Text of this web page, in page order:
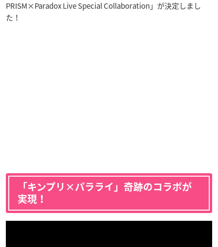
PRISM×Paradox Live Special Collaboration」が決定しまし
た！
「キンプリ×パラライ」奇跡のコラボが
実現！